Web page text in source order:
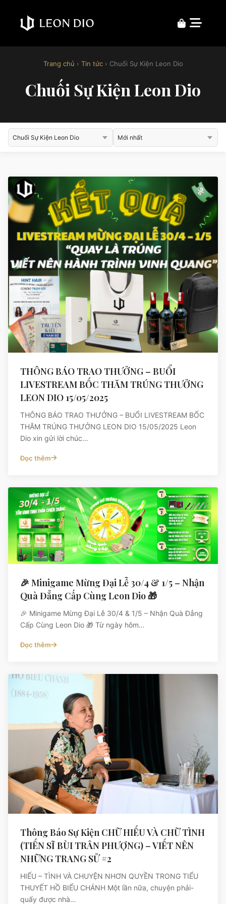
Trang chủ › Tin tức› Chuối Sự Kiện Leon Dio
Chuối Sự Kiện Leon Dio
THÔNG BÁO TRAO THƯỞNG – BUỔI
LIVESTREAM BỐC THĂM TRÚNG THƯỞNG
LEON DIO 15/05/2025
THÔNG BÁO TRAO THƯỞNG – BUỔI LIVESTREAM BỐC
THĂM TRÚNG THƯỞNG LEON DIO 15/05/2025 Leon
Dio xin gửi lời chúc…
Đọc thêm
🎉 Minigame Mừng Đại Lễ 30/4 & 1/5 – Nhận
Quà Đẳng Cấp Cùng Leon Dio 🎁
🎉 Minigame Mừng Đại Lễ 30/4 & 1/5 – Nhận Quà Đẳng
Cấp Cùng Leon Dio 🎁 Từ ngày hôm…
Đọc thêm
Thông Báo Sự Kiện CHỮ HIẾU VÀ CHỮ TÌNH
(TIẾN SĨ BÙI TRÂN PHƯỢNG) – VIẾT NÊN
NHỮNG TRANG SỬ #2
HIẾU – TÌNH VÀ CHUYỆN NHƠN QUYỀN TRONG TIỂU
THUYẾT HỒ BIỂU CHÁNH Một lần nữa, chuyện phải-
quấy được nhà…